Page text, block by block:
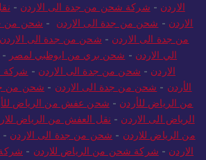
الاردن - شركة شحن من جدة الى الاردن -
الاردن - شحن من جدة الى الاردن - شحن من
من جدة الى الاردن - شحن من جدة الى الاردن
الي الاردن - شحن بري من ابوظبي لمصر -
الاردن - شحن من جدة الى الاردن - شركة
الأردن - شحن من جدة الى الاردن - شحن من
من الرياض للأردن - شحن عفش من الرياض
الرياض الى الاردن - نقل العفش من الرياض
من الرياض للاردن - شحن من جدة الى الاردن -
الاردن - شركة شحن من الرياض للاردن -